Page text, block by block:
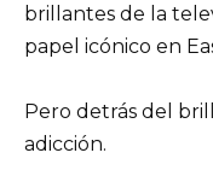
brillantes de la
papel icónico en
Pero detrás del
adicción.